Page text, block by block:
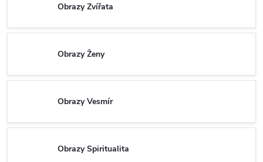
Obrazy Zvířata
Obrazy Ženy
Obrazy Vesmír
Obrazy Spiritualita